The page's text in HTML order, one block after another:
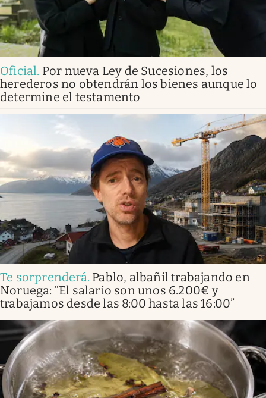
Oficial. Por nueva Ley de Sucesiones, los
herederos no obtendrán los bienes aunque lo
determine el testamento
Te sorprenderá. Pablo, albañil trabajando en
Noruega: “El salario son unos 6.200€ y
trabajamos desde las 8:00 hasta las 16:00”